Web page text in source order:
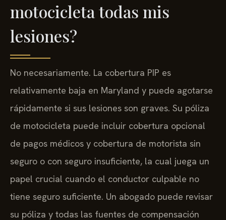
motocicleta todas mis
lesiones?
No necesariamente. La cobertura PIP es
relativamente baja en Maryland y puede agotarse
rápidamente si sus lesiones son graves. Su póliza
de motocicleta puede incluir cobertura opcional
de pagos médicos y cobertura de motorista sin
seguro o con seguro insuficiente, la cual juega un
papel crucial cuando el conductor culpable no
tiene seguro suficiente. Un abogado puede revisar
su póliza y todas las fuentes de compensación